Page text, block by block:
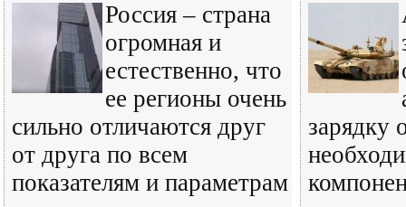
Россия – страна
огромная и
естественно, что
ее регионы очень
сильно отличаются друг
от друга по всем
показателям и параметрам
зарядку